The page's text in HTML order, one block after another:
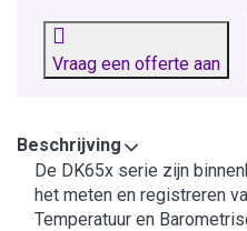
Vraag een offerte aan
Beschrijving
De DK65x serie zijn
het meten en registreren
Temperatuur en